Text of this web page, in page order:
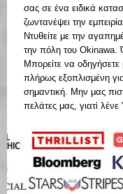
σας σε ένα ειδικά
ζωντανέψει την
Ντυθείτε με την
την πόλη του Okinawa.
Μπορείτε να οδηγήσετε
πλήρως εξοπλισμένη
σημαντική. Μην μας
πελάτες μας, γιατί